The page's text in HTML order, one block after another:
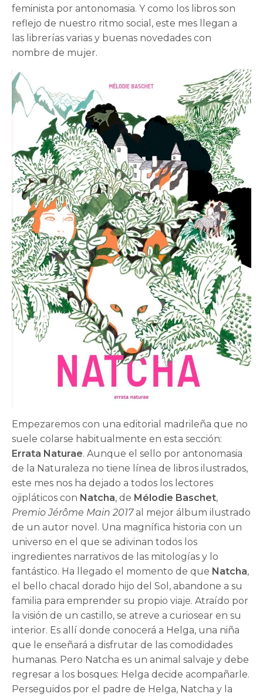
feminista por antonomasia. Y como los libros son
reflejo de nuestro ritmo social, este mes llegan a
las librerías varias y buenas novedades con
nombre de mujer.
Empezaremos con una editorial madrileña que no
suele colarse habitualmente en esta sección:
Errata Naturae. Aunque el sello por antonomasia
de la Naturaleza no tiene línea de libros ilustrados,
este mes nos ha dejado a todos los lectores
ojipláticos con Natcha, de Mélodie Baschet,
Premio Jérôme Main 2017al mejor álbum ilustrado
de un autor novel. Una magnífica historia con un
universo en el que se adivinan todos los
ingredientes narrativos de las mitologías y lo
fantástico. Ha llegado el momento de que Natcha,
el bello chacal dorado hijo del Sol, abandone a su
familia para emprender su propio viaje. Atraído por
la visión de un castillo, se atreve a curiosear en su
interior. Es allí donde conocerá a Helga, una niña
que le enseñará a disfrutar de las comodidades
humanas. Pero Natcha es un animal salvaje y debe
regresar a los bosques: Helga decide acompañarle.
Perseguidos por el padre de Helga, Natcha y la